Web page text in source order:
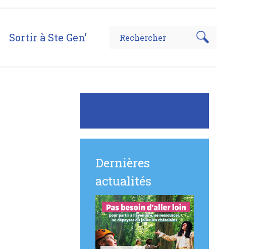
Sortir à Ste Gen’
Dernières
actualités